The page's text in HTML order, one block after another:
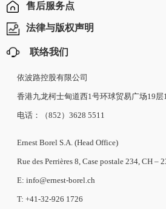
售后服务点
法律与版权声明
联络我们
依波路控股有限公司
香港九龙柯士甸道西1号环球贸易广场19层
电话：（852）3628 5511
Ernest Borel S.A. (Head Office)
Rue des Perrières 8, Case postale 234, CH –
E: info@ernest-borel.ch
T: +41-32-926 1726